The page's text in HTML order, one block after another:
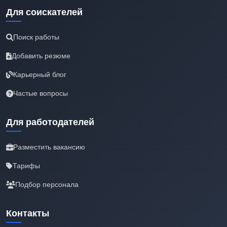
Для соискателей
Поиск работы
Добавить резюме
Карьерный блог
Частые вопросы
Для работодателей
Разместить вакансию
Тарифы
Подбор персонала
Контакты